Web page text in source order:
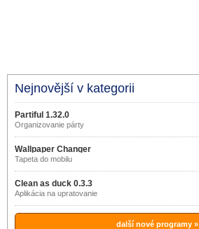
Nejnovější v kategorii
Partiful 1.32.0
Organizovanie párty
Wallpaper Changer
Tapeta do mobilu
Clean as duck 0.3.3
Aplikácia na upratovanie
další nové programy »